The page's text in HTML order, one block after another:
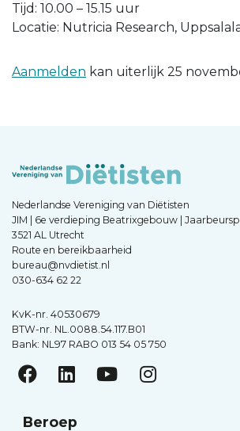
Tijd: 10.00 – 15.15 uur
Locatie: Nutricia Research,
Aanmelden kan uiterlijk 25
Nederlandse Vereniging van Diëtisten
JIM | 6e verdieping Beatrixgebouw |
3521 AL Utrecht
Route en bereikbaarheid
bureau@nvdietist.nl
030-634 62 22
KvK-nr. 40530679
BTW-nr. NL.0088.54.117.B01
Bank: NL97 RABO 013 54 05 750
Beroep